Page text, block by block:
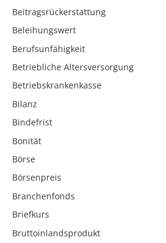
Beitragsrückerstattung
Beleihungswert
Berufsunfähigkeit
Betriebliche Altersversorgung
Betriebskrankenkasse
Bilanz
Bindefrist
Bonität
Börse
Börsenpreis
Branchenfonds
Briefkurs
Bruttoinlandsprodukt